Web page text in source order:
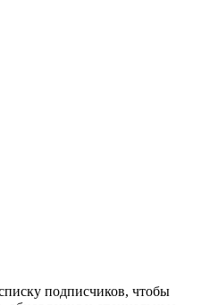
подписчиков, чтобы